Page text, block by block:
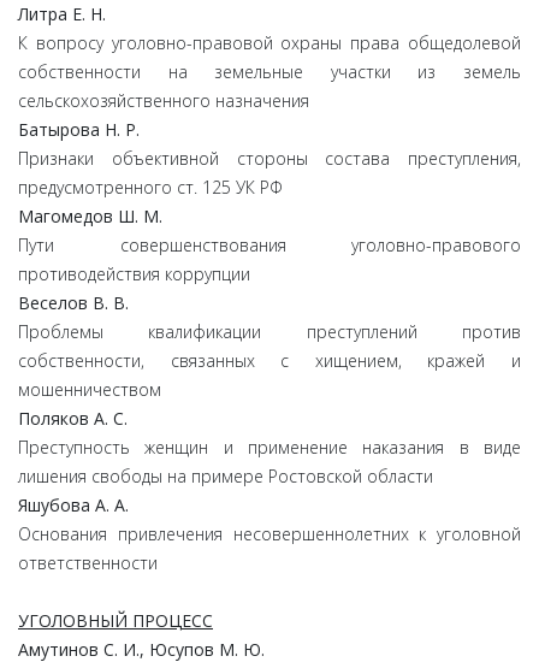
Литра Е. Н.
К вопросу уголовно-правовой охраны права общедолевой
собственности на земельные участки из земель
сельскохозяйственного назначения
Батырова Н. Р.
Признаки объективной стороны состава преступления,
предусмотренного ст. 125 УК РФ
Магомедов Ш. М.
Пути совершенствования уголовно-правового
противодействия коррупции
Веселов В. В.
Проблемы квалификации преступлений против
собственности, связанных с хищением, кражей и
мошенничеством
Поляков А. С.
Преступность женщин и применение наказания в виде
лишения свободы на примере Ростовской области
Яшубова А. А.
Основания привлечения несовершеннолетних к уголовной
ответственности
УГОЛОВНЫЙ ПРОЦЕСС
Амутинов С. И., Юсупов М. Ю.